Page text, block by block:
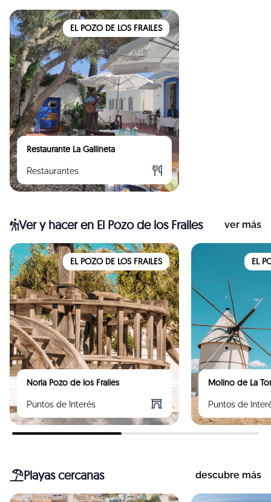
EL POZO DE LOS FRAILES
Restaurante La Gallineta
Restaurantes
Ver y haceren El Pozo de los Frailes ver más
EL POZO DE LOS FRAILES
Noria Pozo de los Frailes
Puntos de Interés
EL
Molino de La
Puntos de
Playas cercanas descubre más